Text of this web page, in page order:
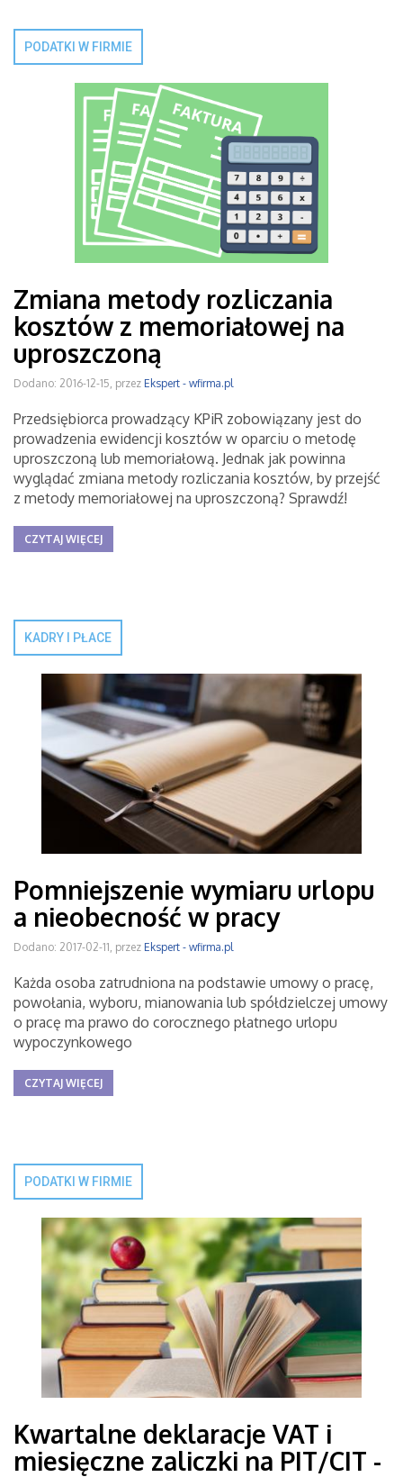
PODATKI W FIRMIE
Zmiana metody rozliczania
kosztów z memoriałowej na
uproszczoną
Dodano: 2016-12-15, przez Ekspert - wfirma.pl
Przedsiębiorca prowadzący KPiR zobowiązany jest do
prowadzenia ewidencji kosztów w oparciu o metodę
uproszczoną lub memoriałową. Jednak jak powinna
wyglądać zmiana metody rozliczania kosztów, by przejść
z metody memoriałowej na uproszczoną? Sprawdź!
CZYTAJ WIĘCEJ
KADRY I PŁACE
Pomniejszenie wymiaru urlopu
a nieobecność w pracy
Dodano: 2017-02-11, przez Ekspert - wfirma.pl
Każda osoba zatrudniona na podstawie umowy o pracę,
powołania, wyboru, mianowania lub spółdzielczej umowy
o pracę ma prawo do corocznego płatnego urlopu
wypoczynkowego
CZYTAJ WIĘCEJ
PODATKI W FIRMIE
Kwartalne deklaracje VAT i
miesięczne zaliczki na PIT/CIT -